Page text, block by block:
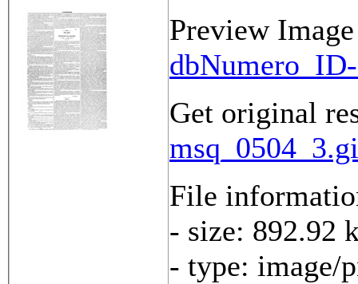
Preview Image
Get original
File
- size: 892.92
- type: image/